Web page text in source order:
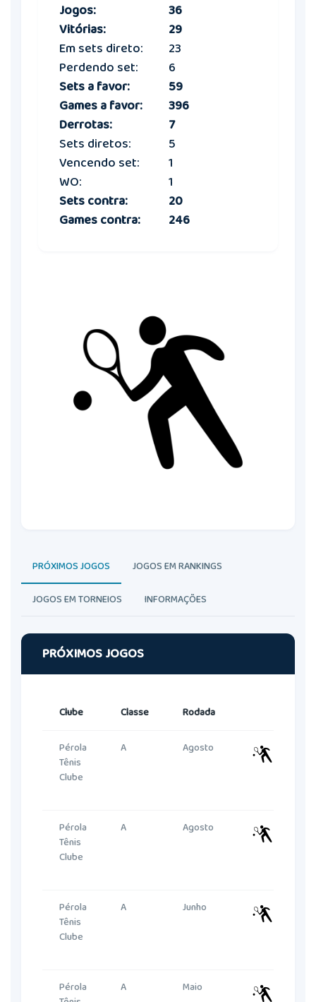
Jogos:
36
Vitórias:
29
Em sets direto:
23
Perdendo set:
6
Sets a favor:
59
Games a favor:
396
Derrotas:
7
Sets diretos:
5
Vencendo set:
1
WO:
1
Sets contra:
20
Games contra:
246
PRÓXIMOS JOGOS JOGOS EM RANKINGS
JOGOS EM TORNEIOS INFORMAÇÕES
PRÓXIMOS JOGOS
Clube Classe Rodada
Pérola
Tênis
Clube
A Agosto
Pérola
Tênis
Clube
A Agosto
Pérola
Tênis
Clube
A Junho
Pérola
A Maio